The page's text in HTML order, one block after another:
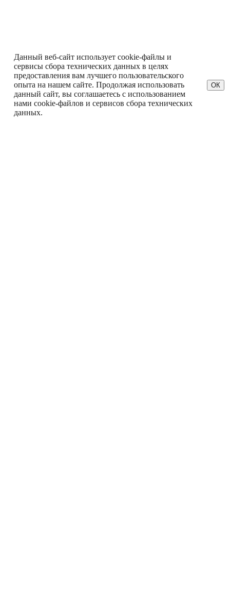
Данный веб-сайт использует cookie-файлы и
сервисы сбора технических данных в целях
предоставления вам лучшего пользовательского
опыта на нашем сайте. Продолжая использовать
данный сайт, вы соглашаетесь с использованием
нами cookie-файлов и сервисов сбора технических
данных.
ОК